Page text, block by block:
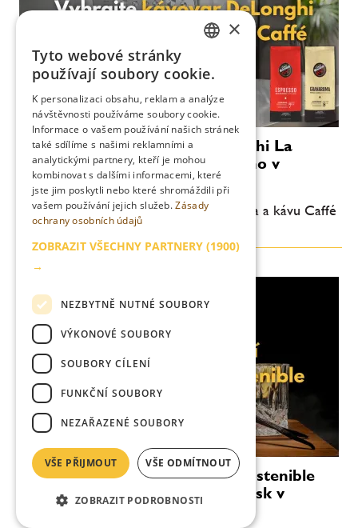
Zimní soutěž o kávovar DeLonghi La
Specialista a kávu Caffé Vergnano v
hodnotě 12.000 Kč
Vyhrajte kávovar DeLonghi La Specialista a kávu Caffé
Vergnano v hodnotě 12.000 Kč
Podzimní soutěž o láhve Ron Sostenible
Dark a Ron Sostenible Triple Cask v
hodnotě 2.700 Kč
ENGLISH
×
Tyto webové stránky
používají soubory cookie.
K personalizaci obsahu, reklam a analýze
návštěvnosti používáme soubory cookie.
Informace o vašem používání našich stránek
také sdílíme s našimi reklamními a
analytickými partnery, kteří je mohou
kombinovat s dalšími informacemi, které
jste jim poskytli nebo které shromáždili při
vašem používání jejich služeb.Zásady
ochrany osobních údajů
ZOBRAZIT VŠECHNY PARTNERY (1900)
→
NEZBYTNĚ NUTNÉ SOUBORY
VÝKONOVÉ SOUBORY
SOUBORY CÍLENÍ
FUNKČNÍ SOUBORY
NEZAŘAZENÉ SOUBORY
VŠE PŘIJMOUT VŠE ODMÍTNOUT
ZOBRAZIT PODROBNOSTI